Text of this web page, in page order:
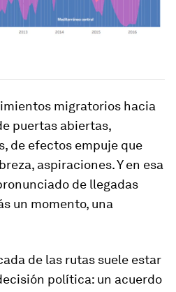
migratorios hacia
puertas abiertas,
de efectos empuje que
aspiraciones. Y en esa
de llegadas
un momento, una
de las rutas suele estar
política: un acuerdo